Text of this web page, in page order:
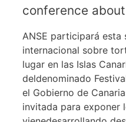
conference
ANSE participará esta
internacional sobre
lugar en las Islas
deldenominado
el Gobierno de
invitada para exponer